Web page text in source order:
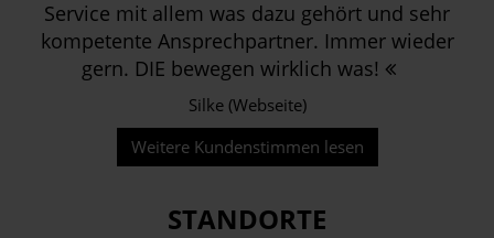
Service mit allem was dazu gehört und sehr
kompetente Ansprechpartner. Immer wieder
gern. DIE bewegen wirklich was!
Silke (Webseite)
Weitere Kundenstimmen lesen
STANDORTE